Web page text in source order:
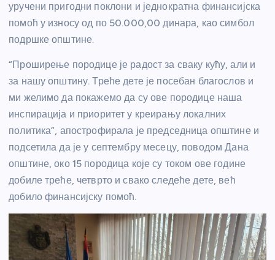
уручени пригодни поклони и једнократна финансијска
помоћ у износу од по 50.000,00 динара, као симбол
подршке општине.
“Проширење породице је радост за сваку кућу, али и
за нашу општину. Треће дете је посебан благослов и
ми желимо да покажемо да су ове породице наша
инспирација и приоритет у креирању локалних
политика”, апострофирала је председница општине и
подсетила да је у септембру месецу, поводом Дана
општине, око 15 породица које су током ове године
добиле треће, четврто и свако следеће дете, већ
добило финансијску помоћ.